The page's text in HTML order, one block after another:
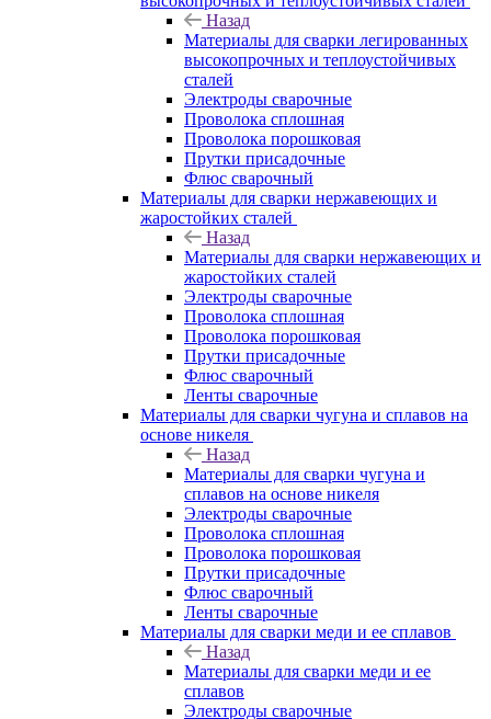
Назад
Материалы для сварки легированных
высокопрочных и теплоустойчивых
сталей
Электроды сварочные
Проволока сплошная
Проволока порошковая
Прутки присадочные
Флюс сварочный
Материалы для сварки нержавеющих и
жаростойких сталей
Назад
Материалы для сварки нержавеющих и
жаростойких сталей
Электроды сварочные
Проволока сплошная
Проволока порошковая
Прутки присадочные
Флюс сварочный
Ленты сварочные
Материалы для сварки чугуна и сплавов на
основе никеля
Назад
Материалы для сварки чугуна и
сплавов на основе никеля
Электроды сварочные
Проволока сплошная
Проволока порошковая
Прутки присадочные
Флюс сварочный
Ленты сварочные
Материалы для сварки меди и ее сплавов
Назад
Материалы для сварки меди и ее
сплавов
Электроды сварочные